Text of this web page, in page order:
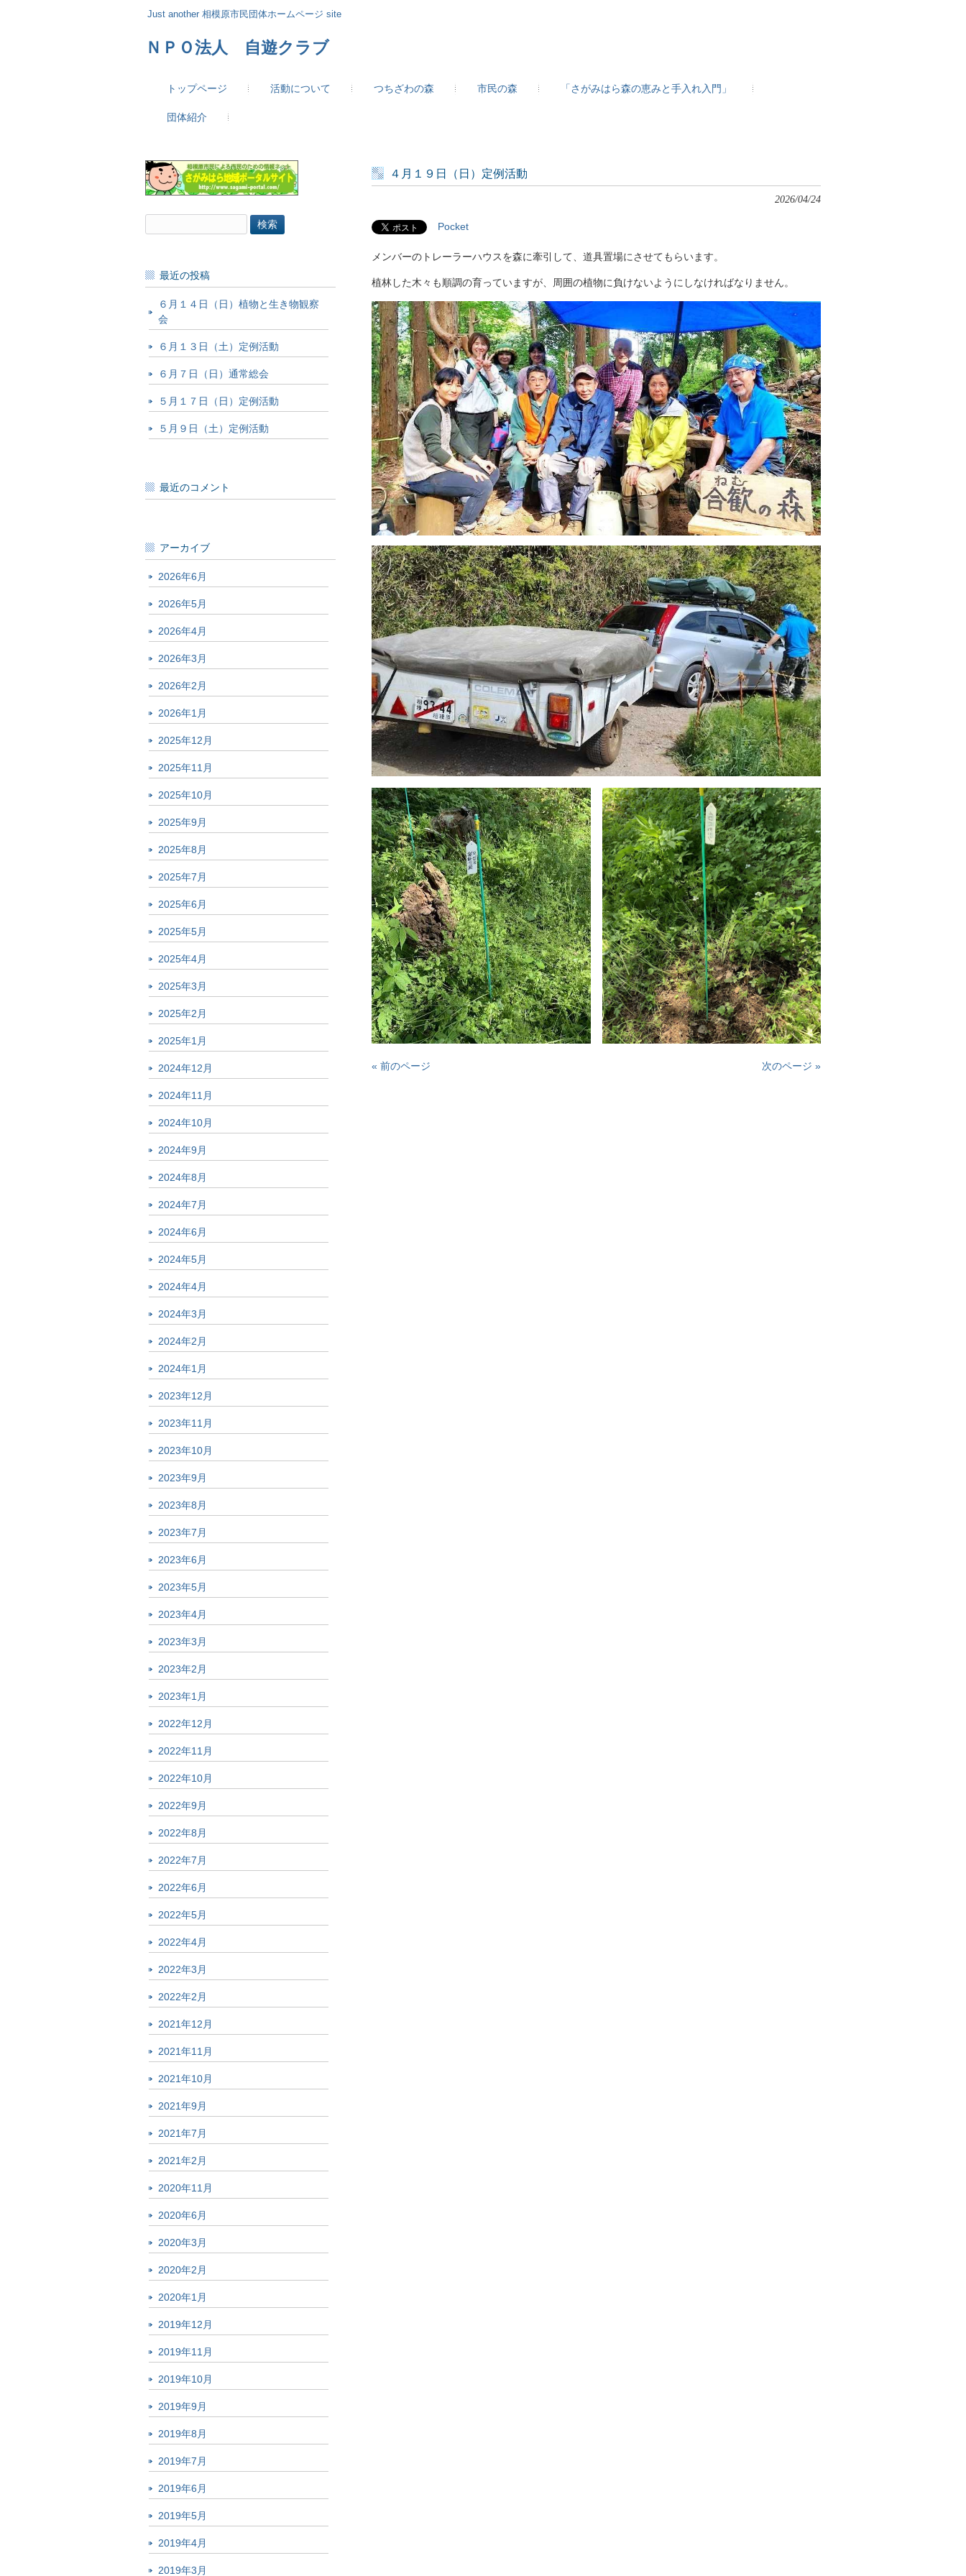
Just another 相模原市民団体ホームページ site
ＮＰＯ法人 自遊クラブ
トップページ 活動について つちざわの森 市民の森 「さがみはら森の恵みと手入れ入門」
団体紹介
４月１９日（日）定例活動
2026/04/24
Pocket
メンバーのトレーラーハウスを森に牽引して、道具置場にさせてもらいます。
植林した木々も順調の育っていますが、周囲の植物に負けないようにしなければなりません。
« 前のページ 次のページ »
索:
最近の投稿
６月１４日（日）植物と生き物観察
会
６月１３日（土）定例活動
６月７日（日）通常総会
５月１７日（日）定例活動
５月９日（土）定例活動
最近のコメント
アーカイブ
2026年6月
2026年5月
2026年4月
2026年3月
2026年2月
2026年1月
2025年12月
2025年11月
2025年10月
2025年9月
2025年8月
2025年7月
2025年6月
2025年5月
2025年4月
2025年3月
2025年2月
2025年1月
2024年12月
2024年11月
2024年10月
2024年9月
2024年8月
2024年7月
2024年6月
2024年5月
2024年4月
2024年3月
2024年2月
2024年1月
2023年12月
2023年11月
2023年10月
2023年9月
2023年8月
2023年7月
2023年6月
2023年5月
2023年4月
2023年3月
2023年2月
2023年1月
2022年12月
2022年11月
2022年10月
2022年9月
2022年8月
2022年7月
2022年6月
2022年5月
2022年4月
2022年3月
2022年2月
2021年12月
2021年11月
2021年10月
2021年9月
2021年7月
2021年2月
2020年11月
2020年6月
2020年3月
2020年2月
2020年1月
2019年12月
2019年11月
2019年10月
2019年9月
2019年8月
2019年7月
2019年6月
2019年5月
2019年4月
2019年3月